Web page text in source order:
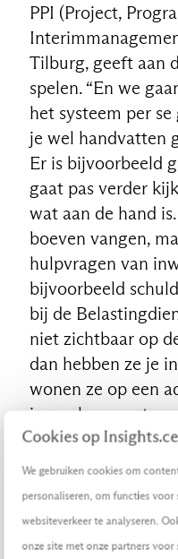
Cookies op
We gebruiken cookies om
personaliseren, om functies
websiteverkeer te analyseren.
onze site met onze partners voor
PPI (Project,
Tilburg, geeft aan
spelen. “En we
het systeem per
je wel handvatten
Er is bijvoorbeeld
gaat pas verder
wat aan de hand
boeven vangen,
hulpvragen van
bijvoorbeeld
bij de
niet zichtbaar op
dan hebben ze je
wonen ze op een
ingeschreven
op het juiste adres
wellicht juist
komt in huizen die
er niet in valt te
NL